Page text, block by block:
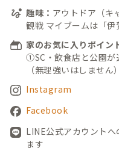
趣味： アウトドア（キ
観戦 マイブームは「伊
家のお気に入りポイン
①SC・飲食店と公園
（無理強いはしませ
Instagram
Facebook
LINE公式アカウント
ます